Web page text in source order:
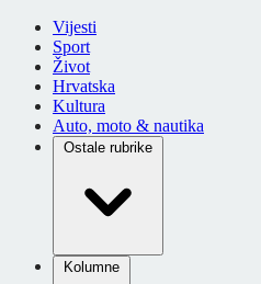
Vijesti
Sport
Život
Hrvatska
Kultura
Auto, moto & nautika
Ostale rubrike
Kolumne